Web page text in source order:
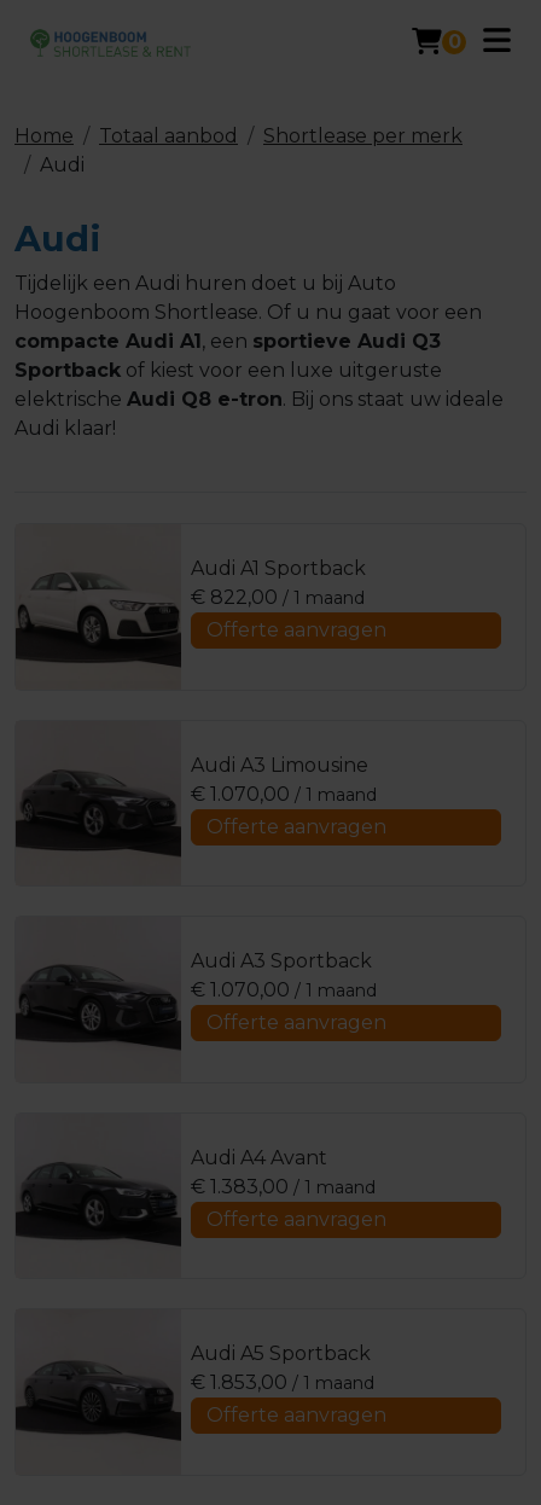
0
Home Totaal aanbod
Shortlease per merk
Audi
Audi
Tijdelijk een Audi huren doet u bij Auto
Hoogenboom Shortlease. Of u nu gaat voor een
compacte Audi A1 , een sportieve Audi Q3
Sportback of kiest voor een luxe uitgeruste
elektrische Audi Q8 e-tron. Bij ons staat uw ideale
Audi klaar!
Audi A1 Sportback
€ 822,00 / 1 maand
Offerte aanvragen
Audi A3 Limousine
€ 1.070,00 / 1 maand
Offerte aanvragen
Audi A3 Sportback
€ 1.070,00 / 1 maand
Offerte aanvragen
Audi A4 Avant
€ 1.383,00 / 1 maand
Offerte aanvragen
Audi A5 Sportback
€ 1.853,00 / 1 maand
Offerte aanvragen